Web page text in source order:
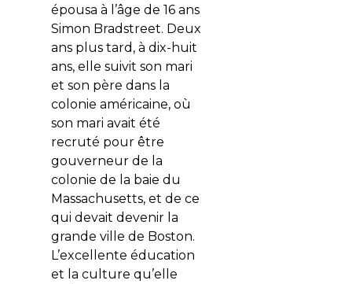
épousa à l’âge de 16 ans
Simon Bradstreet. Deux
ans plus tard, à dix-huit
ans, elle suivit son mari
et son père dans la
colonie américaine, où
son mari avait été
recruté pour être
gouverneur de la
colonie de la baie du
Massachusetts, et de ce
qui devait devenir la
grande ville de Boston.
L’excellente éducation
et la culture qu’elle